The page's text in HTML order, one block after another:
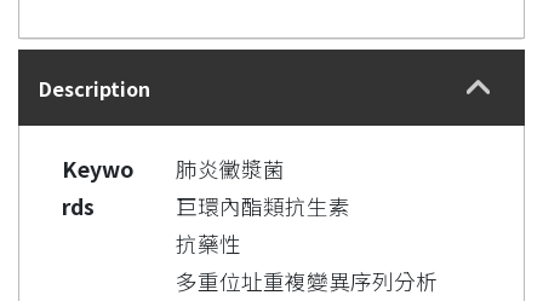
Description
Keywo
rds
肺炎黴漿菌
巨環內酯類抗生素
抗藥性
多重位址重複變異序列分析